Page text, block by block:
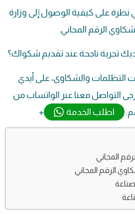
على كيفية الوصول إلى وزارة
الرقم المجاني.
تجربة ناجحة عند تقديم شكواك؟
والشكاوى، على أيدي
التواصل معنا عبر الواتساب من
اطلب الخدمة +
المجاني
الرقم المجاني